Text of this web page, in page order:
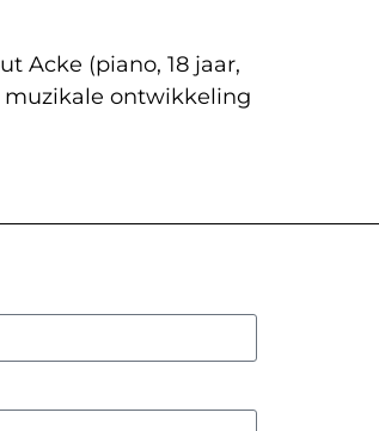
Acke (piano, 18 jaar,
muzikale ontwikkeling